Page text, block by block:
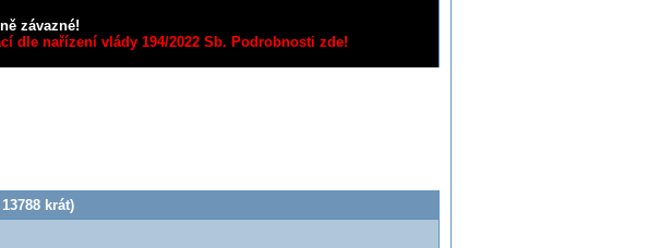
závazné!
dle nařízení vlády 194/2022 Sb. Podrobnosti zde!
krát)